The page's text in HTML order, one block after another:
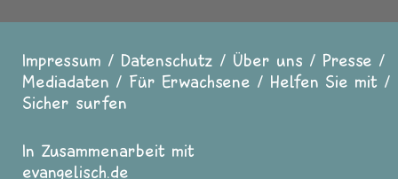
Fußzeile
Impressum Datenschutz Über uns
Presse
Mediadaten
Für Erwachsene
Helfen Sie mit
Sicher surfen
In Zusammenarbeit mit
evangelisch.de